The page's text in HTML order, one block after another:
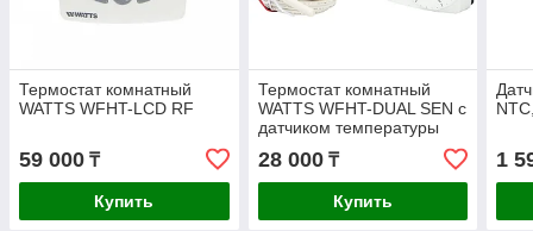
Термостат комнатный
WATTS WFHT-LCD RF
59 000 ₸
Купить
Термостат комнатный
WATTS WFHT-DUAL SEN с
датчиком температуры
28 000₸
Купить
1